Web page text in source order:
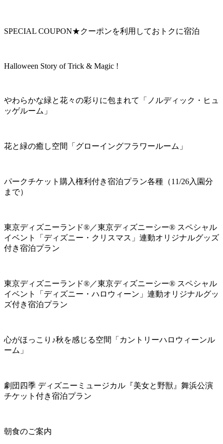
SPECIAL COUPON★クーポンを利用しておトクに宿泊
Halloween Story of Trick & Magic !
やわらかな緑と花々の彩りに包まれて「ノルディック・ヒュ
ッゲルーム」
花と緑の癒し空間「グローイングフラワールーム」
パークチケット購入権利付き宿泊プラン各種（11/26入園分
まで）
東京ディズニーランド®／東京ディズニーシー® スペシャル
イベント「ディズニー・クリスマス」連動オリジナルグッズ
付き宿泊プラン
東京ディズニーランド®／東京ディズニーシー® スペシャル
イベント「ディズニー・ハロウィーン」連動オリジナルグッ
ズ付き宿泊プラン
心がほっこり♪秋を感じる空間「カントリーハロウィーンル
ーム」
劇団四季 ディズニーミュージカル『美女と野獣』舞浜公演
チケット付き宿泊プラン
朝食のご案内